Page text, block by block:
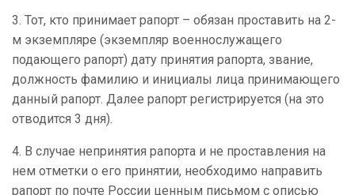
3. Тот, кто принимает рапорт – обязан проставить на 2-
м экземпляре (экземпляр военнослужащего
подающего рапорт) дату принятия рапорта, звание,
должность фамилию и инициалы лица принимающего
данный рапорт. Далее рапорт регистрируется (на это
отводится 3 дня).
4. В случае непринятия рапорта и не проставления на
нем отметки о его принятии, необходимо направить
рапорт по почте России ценным письмом с описью